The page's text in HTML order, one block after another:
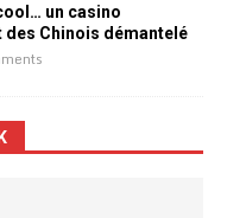
un casino
Chinois démantelé